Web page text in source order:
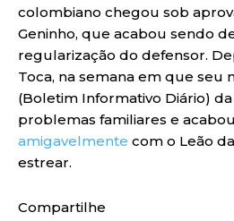
colombiano chegou sob
Geninho, que acabou sendo
regularização do defensor.
Toca, na semana em que seu
(Boletim Informativo Diário)
problemas familiares e acabou
amigavelmente com o Leão
estrear.
Compartilhe